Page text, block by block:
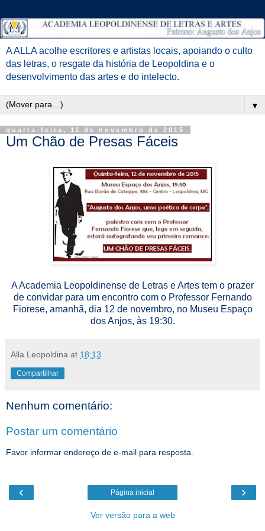
A ALLA acolhe escritores e artistas locais, apoiando o culto
das letras, o resgate da história de Leopoldina e o
desenvolvimento das artes e do intelecto.
▼
quarta-feira, 11 de novembro de 2015
Um Chão de Presas Fáceis
A Academia Leopoldinense de Letras e Artes tem o prazer
de convidar para um encontro com o Professor Fernando
Fiorese, amanhã, dia 12 de novembro, no Museu Espaço
dos Anjos, às 19:30.
Alla Leopoldina at 18:13
Compartilhar
Nenhum comentário:
Postar um comentário
Favor informar endereço de e-mail para resposta.
‹ ›
Página inicial
Ver versão para a web